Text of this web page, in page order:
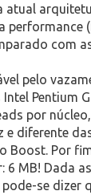
com
pelo
Pentium
por
e diferente
Boost. Por
6 MB! Dada as
se dizer